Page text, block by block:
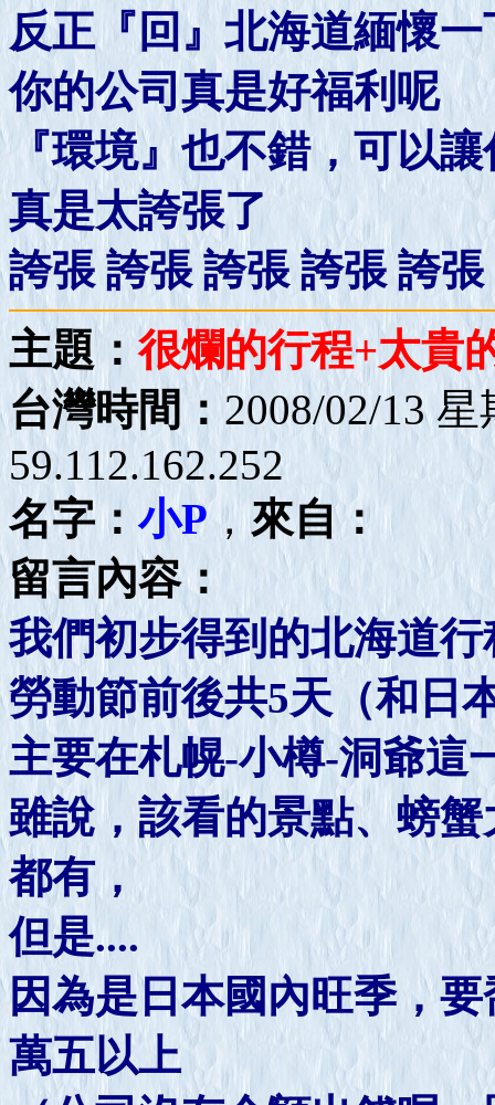
反正『回』北海道緬懷一
你的公司真是好福利呢
『環境』也不錯，可以
真是太誇張了
誇張 誇張 誇張 誇張 誇
主題：很爛的行程+太貴
台灣時間： 2008/02/13
59.112.162.252
名字：小P ，來自：
留言內容：
我們初步得到的北海道
勞動節前後共5天（和日
主要在札幌-小樽-洞爺這
雖說，該看的景點、螃
都有，
但是....
因為是日本國內旺季，
萬五以上